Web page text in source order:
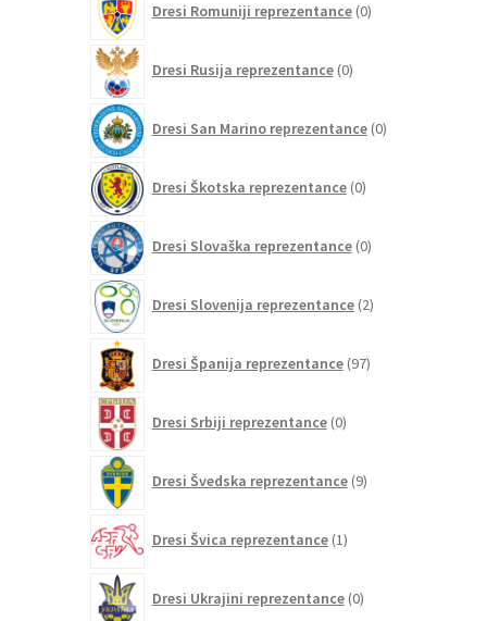
Dresi Romuniji reprezentance 0izdelkov
Dresi Rusija reprezentance 0izdelkov
Dresi San Marino reprezentance 0izdelkov
Dresi Škotska reprezentance 0izdelkov
Dresi Slovaška reprezentance 0izdelkov
Dresi Slovenija reprezentance 2izdelka
Dresi Španija reprezentance 97izdelkov
Dresi Srbiji reprezentance 0izdelkov
Dresi Švedska reprezentance 9izdelkov
Dresi Švica reprezentance 1izdelek
Dresi Ukrajini reprezentance 0izdelkov